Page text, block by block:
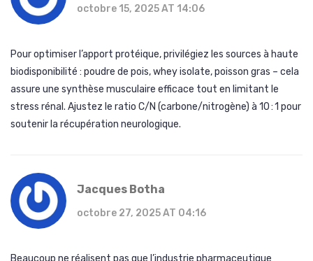
octobre 15, 2025 AT 14:06
Pour optimiser l’apport protéique, privilégiez les sources à haute
biodisponibilité : poudre de pois, whey isolate, poisson gras – cela
assure une synthèse musculaire efficace tout en limitant le
stress rénal. Ajustez le ratio C/N (carbone/nitrogène) à 10 : 1 pour
soutenir la récupération neurologique.
Jacques Botha
octobre 27, 2025 AT 04:16